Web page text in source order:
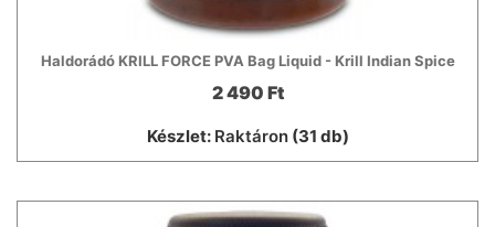
Haldorádó KRILL FORCE PVA Bag Liquid - Krill Indian Spice
2 490 Ft
Készlet: Raktáron(31 db)